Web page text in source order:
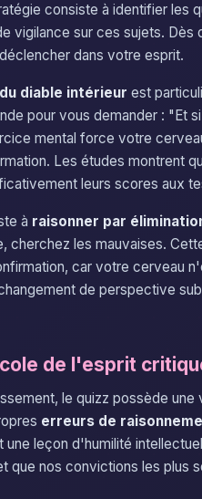
consiste à identifier les
vigilance sur ces sujets.
dans votre esprit.
diable intérieur est
pour vous demander : "Et
mental force votre
Les études montrent
leurs scores aux
à raisonner par
cherchez les mauvaises.
car votre cerveau
de perspective
de l'esprit
le quizz possède
erreurs de
leçon d'humilité
que nos convictions les plus